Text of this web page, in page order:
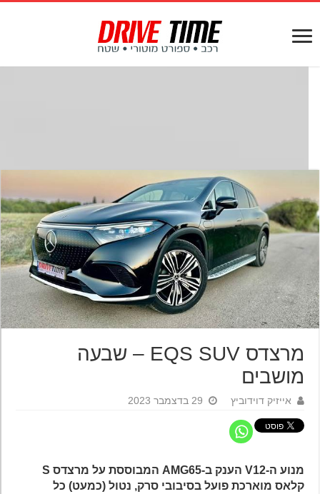
מרצדס EQS SUV – שבעה
מושבים
אייזיק דוידוביץ 29 בדצמבר 2023
מנוע ה-V12 הענק ב-AMG65 המבוססת על מרצדס S
קלאס מוארכת פועל בסיבובי סרק, נטול (כמעט) כל